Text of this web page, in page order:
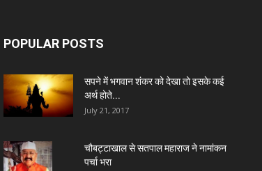
POPULAR POSTS
सपने में भगवान शंकर को देखा तो इसके कई
अर्थ होते...
July 21, 2017
चौबट्टाखाल से सतपाल महाराज ने नामांकन
पर्चा भरा